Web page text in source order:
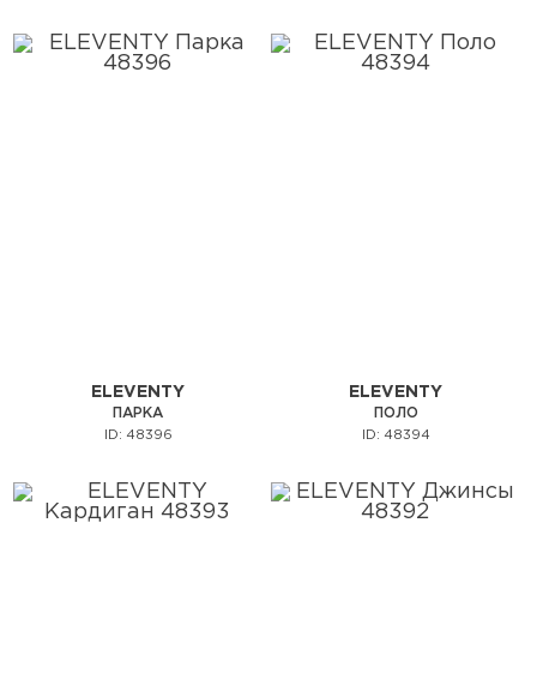
ELEVENTY
ПАРКА
ID: 48396
ELEVENTY
ПОЛО
ID: 48394